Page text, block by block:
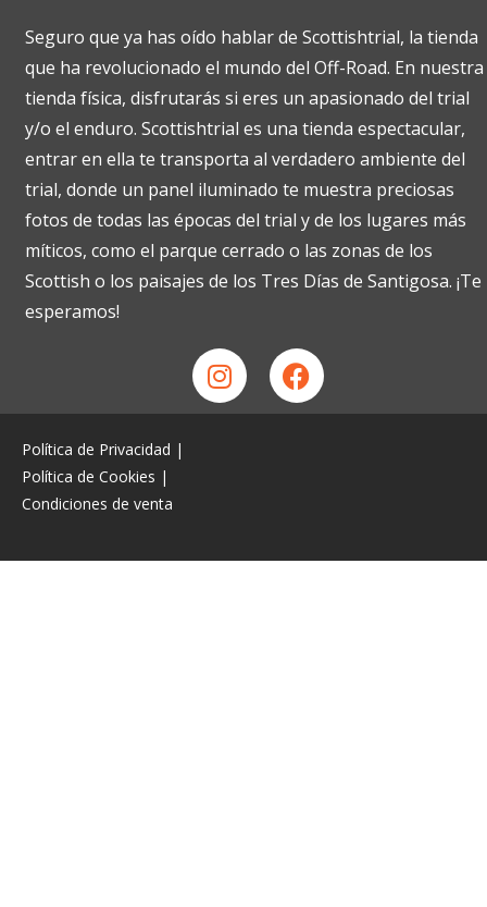
Seguro que ya has oído hablar de Scottishtrial, la tienda
que ha revolucionado el mundo del Off-Road. En nuestra
tienda física, disfrutarás si eres un apasionado del trial
y/o el enduro. Scottishtrial es una tienda espectacular,
entrar en ella te transporta al verdadero ambiente del
trial, donde un panel iluminado te muestra preciosas
fotos de todas las épocas del trial y de los lugares más
míticos, como el parque cerrado o las zonas de los
Scottish o los paisajes de los Tres Días de Santigosa. ¡Te
esperamos!
Política de Privacidad |
Política de Cookies |
Condiciones de venta